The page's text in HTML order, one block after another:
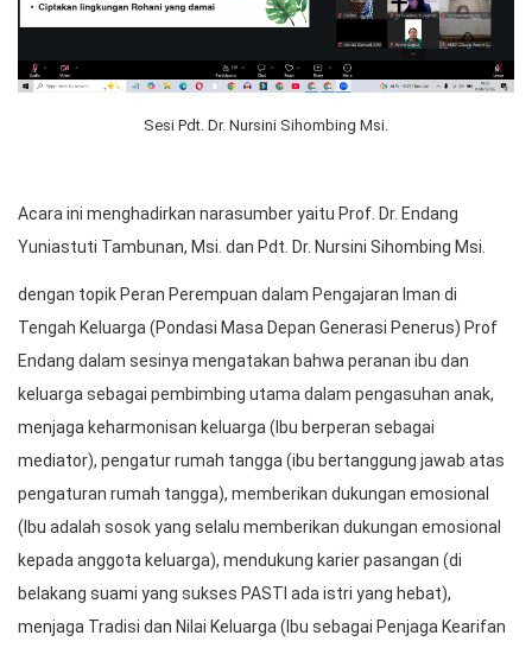
Sesi Pdt. Dr. Nursini Sihombing Msi.
Acara ini menghadirkan narasumber yaitu Prof. Dr. Endang
Yuniastuti Tambunan, Msi. dan Pdt. Dr. Nursini Sihombing Msi.
dengan topik Peran Perempuan dalam Pengajaran Iman di
Tengah Keluarga (Pondasi Masa Depan Generasi Penerus) Prof
Endang dalam sesinya mengatakan bahwa peranan ibu dan
keluarga sebagai pembimbing utama dalam pengasuhan anak,
menjaga keharmonisan keluarga (Ibu berperan sebagai
mediator), pengatur rumah tangga (ibu bertanggung jawab atas
pengaturan rumah tangga), memberikan dukungan emosional
(Ibu adalah sosok yang selalu memberikan dukungan emosional
kepada anggota keluarga), mendukung karier pasangan (di
belakang suami yang sukses PASTI ada istri yang hebat),
menjaga Tradisi dan Nilai Keluarga (Ibu sebagai Penjaga Kearifan